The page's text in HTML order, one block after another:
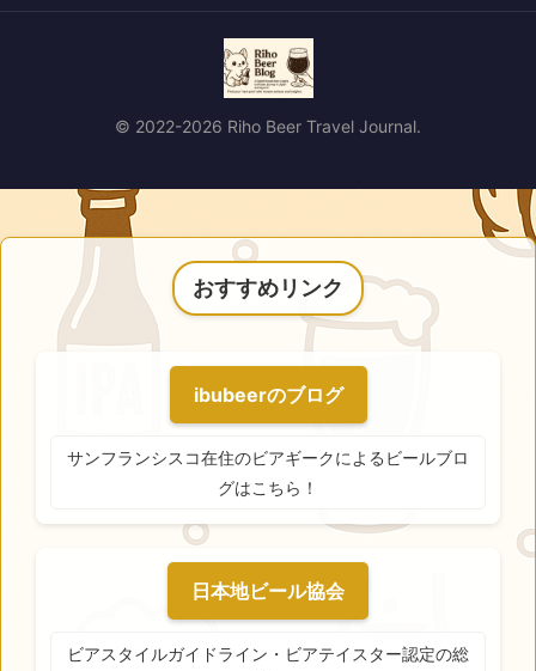
© 2022-2026 Riho Beer Travel Journal.
おすすめリンク
ibubeerのブログ
サンフランシスコ在住のビアギークによるビールブロ
グはこちら！
日本地ビール協会
ビアスタイルガイドライン・ビアテイスター認定の総